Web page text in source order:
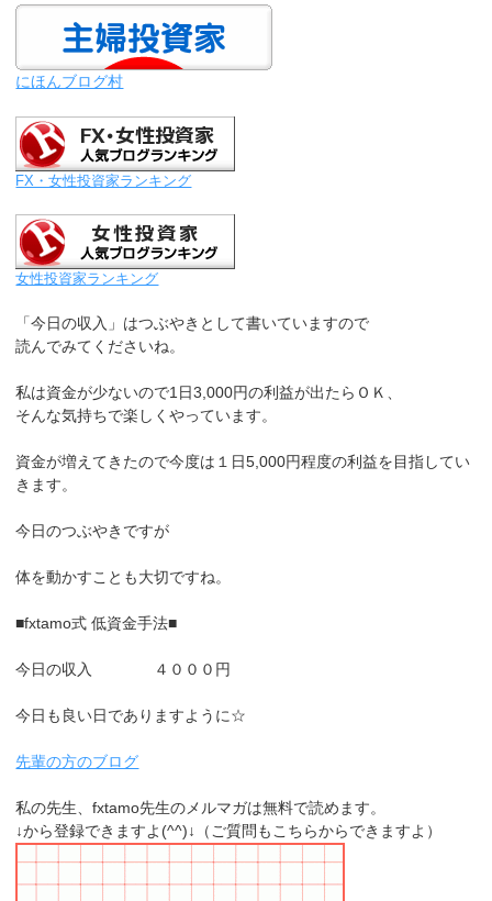
にほんブログ村
FX・女性投資家ランキング
女性投資家ランキング
「今日の収入」はつぶやきとして書いていますので
読んでみてくださいね。
私は資金が少ないので1日3,000円の利益が出たらＯＫ、
そんな気持ちで楽しくやっています。
資金が増えてきたので今度は１日5,000円程度の利益を目指してい
きます。
今日のつぶやきですが
体を動かすことも大切ですね。
■fxtamo式 低資金手法■
今日の収入 ４０００円
今日も良い日でありますように☆
先輩の方のブログ
私の先生、fxtamo先生のメルマガは無料で読めます。
↓から登録できますよ(^^)↓（ご質問もこちらからできますよ）